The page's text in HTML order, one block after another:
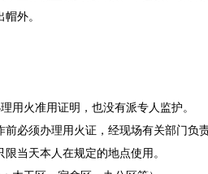
外。
用火准用证明，也没有派专人监护。
必须办理用火证，经现场有关部门负
当天本人在规定的地点使用。